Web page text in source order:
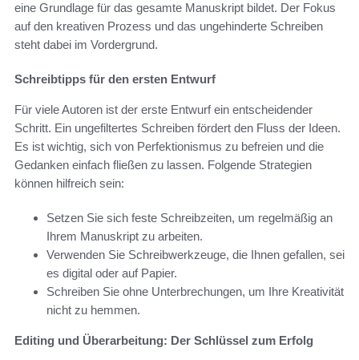
eine Grundlage für das gesamte Manuskript bildet. Der Fokus
auf den kreativen Prozess und das ungehinderte Schreiben
steht dabei im Vordergrund.
Schreibtipps für den ersten Entwurf
Für viele Autoren ist der erste Entwurf ein entscheidender
Schritt. Ein ungefiltertes Schreiben fördert den Fluss der Ideen.
Es ist wichtig, sich von Perfektionismus zu befreien und die
Gedanken einfach fließen zu lassen. Folgende Strategien
können hilfreich sein:
Setzen Sie sich feste Schreibzeiten, um regelmäßig an
Ihrem Manuskript zu arbeiten.
Verwenden Sie Schreibwerkzeuge, die Ihnen gefallen, sei
es digital oder auf Papier.
Schreiben Sie ohne Unterbrechungen, um Ihre Kreativität
nicht zu hemmen.
Editing und Überarbeitung: Der Schlüssel zum Erfolg